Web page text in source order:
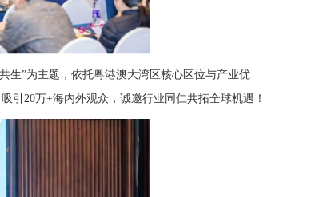
生”为主题，依托粤港澳大湾区核心区位与产业优
引20万+海内外观众，诚邀行业同仁共拓全球机遇！